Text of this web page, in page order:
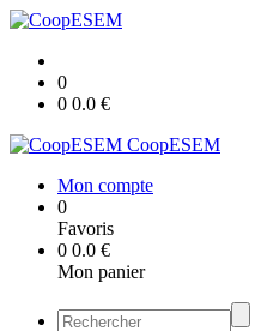
0
0 0.0 €
CoopESEM
Mon compte
0
Favoris
0 0.0 €
Mon panier